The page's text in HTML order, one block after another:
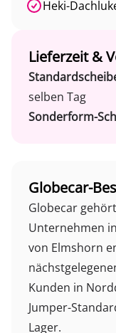
Heki-
Lieferzeit &
selben Tag
Sonderform-
Globecar-
Globecar
Unternehmen
von Elmshorn
Kunden in
Jumper-
Lager.